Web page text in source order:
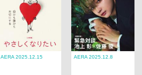
AERA 2025.12.15 AERA 2025.12.8